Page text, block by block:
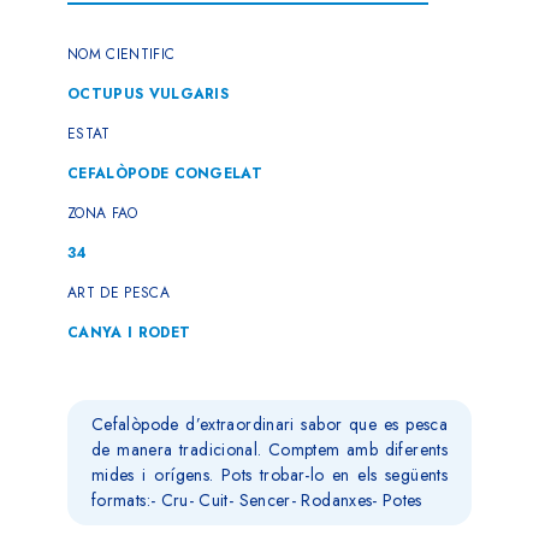
NOM CIENTIFIC
OCTUPUS VULGARIS
ESTAT
CEFALÒPODE CONGELAT
ZONA FAO
34
ART DE PESCA
CANYA I RODET
Cefalòpode d’extraordinari sabor que es pesca
de manera tradicional. Comptem amb diferents
mides i orígens. Pots trobar-lo en els següents
formats:- Cru- Cuit- Sencer- Rodanxes- Potes